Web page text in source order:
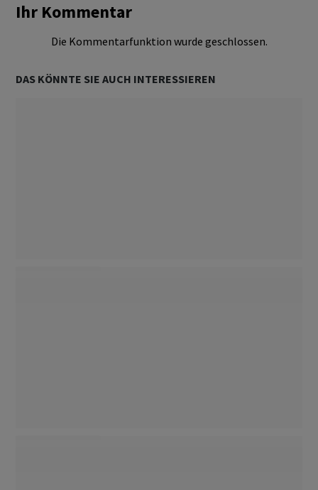
Ihr Kommentar
Die Kommentarfunktion wurde geschlossen.
DAS KÖNNTE SIE AUCH INTERESSIEREN